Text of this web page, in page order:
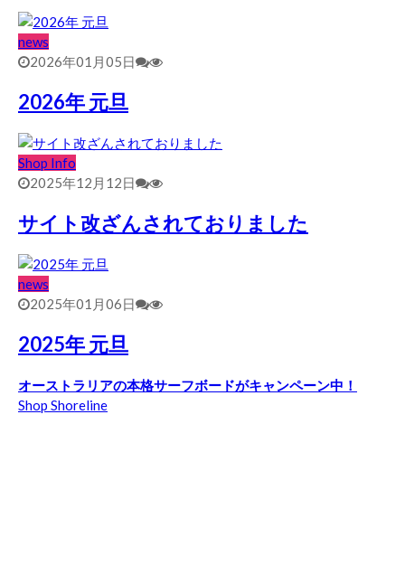
news
2026年01月05日
2026年 元旦
Shop Info
2025年12月12日
サイト改ざんされておりました
news
2025年01月06日
2025年 元旦
オーストラリアの本格サーフボードがキャンペーン中！
Shop Shoreline